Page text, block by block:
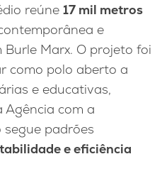
reúne 17 mil metros
e
Marx. O projeto foi
como polo aberto a
e educativas,
Agência com a
padrões
e eficiência